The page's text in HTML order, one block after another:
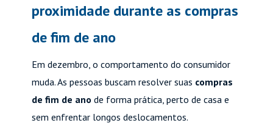
proximidade durante as compras
de fim de ano
Em dezembro, o comportamento do consumidor
muda. As pessoas buscam resolver suas compras
de fim de ano de forma prática, perto de casa e
sem enfrentar longos deslocamentos.